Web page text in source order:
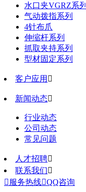
水口夹VGRZ系列
气动拨指系列
4针布爪
伸缩杆系列
抓取夹持系列
型材固定系列
客户应用 
新闻动态
行业动态
公司动态
常见问题
人才招聘
联系我们
 服务热线QQ咨询